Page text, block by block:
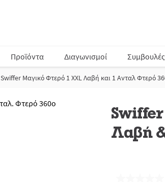
Προϊόντα Διαγωνισμοί Συμβουλές
Swiffer Μαγικό Φτερό 1 XXL Λαβή και 1 Ανταλ Φτερό
Λαβή